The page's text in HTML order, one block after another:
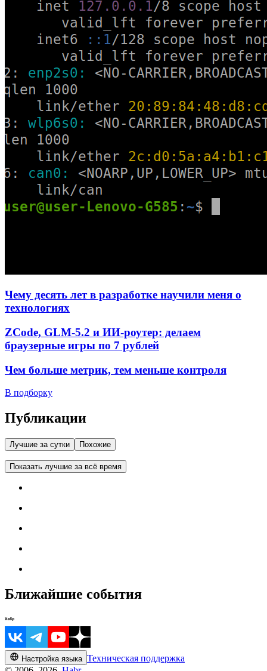
Чему десять лет в разработке научили меня о
технологиях
ZCode, GLM-5.2 и ИИ-роутер: делаем
браузерные игры по 7 рублей
Чем больше метрик, тем меньше контроля
В подборку
Публикации
Лучшие за сутки Похожие
Показать лучшие за всё время
Ближайшие события
Настройка языка Техническая поддержка